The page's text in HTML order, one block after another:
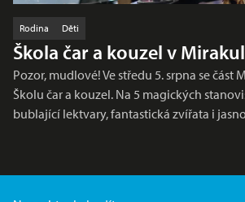
Rodina Děti
Škola čar a kouzel v
Pozor, mudlové! Ve středu 5. srpna se část
Školu čar a kouzel. Na 5 magických
bublající lektvary, fantastická zvířata i